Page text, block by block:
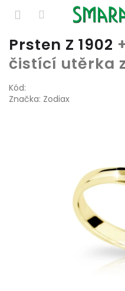
Přejít
obsah
Prsten Z 1902
čistící utěrka
Kód:
Značka: Zodiax